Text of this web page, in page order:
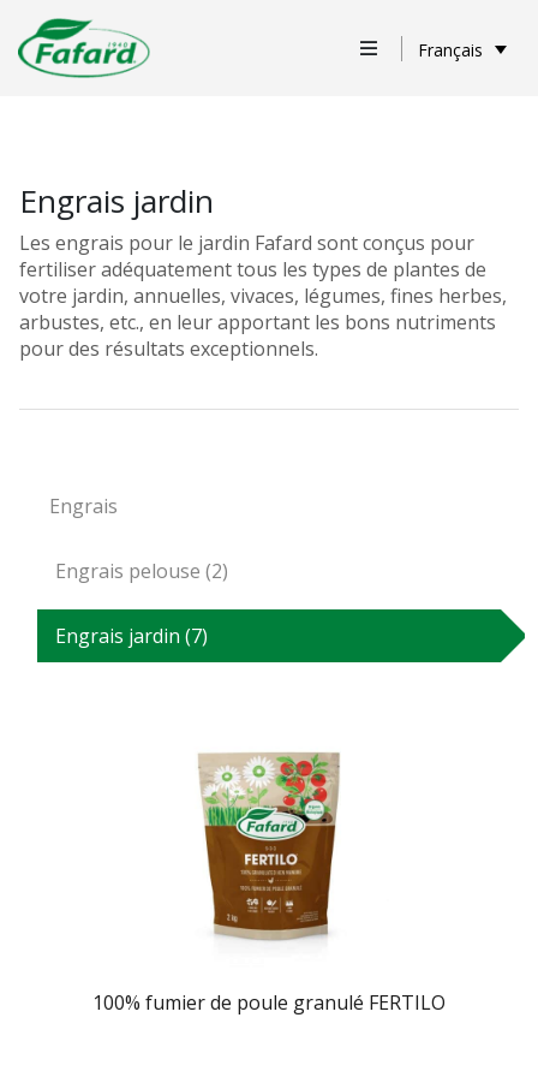
Français
Engrais jardin
Les engrais pour le jardin Fafard sont conçus pour
fertiliser adéquatement tous les types de plantes de
votre jardin, annuelles, vivaces, légumes, fines herbes,
arbustes, etc., en leur apportant les bons nutriments
pour des résultats exceptionnels.
Engrais
Engrais pelouse (2)
Engrais jardin (7)
100% fumier de poule granulé FERTILO